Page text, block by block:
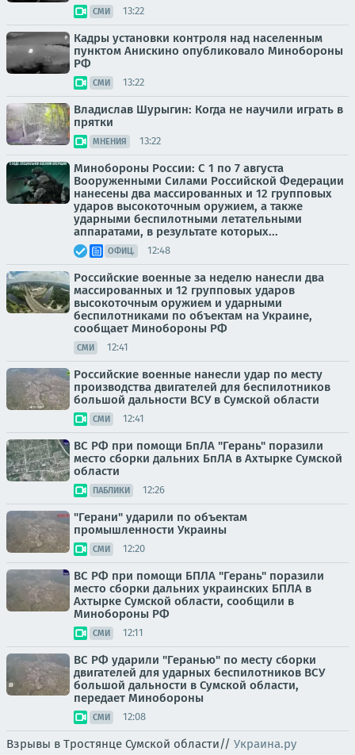
СМИ 13:22
Кадры установки контроля над населенным
пунктом Анискино опубликовало Минобороны
РФ
СМИ 13:22
Владислав Шурыгин: Когда не научили играть в
прятки
МНЕНИЯ 13:22
Минобороны России: С 1 по 7 августа
Вооруженными Силами Российской Федерации
нанесены два массированных и 12 групповых
ударов высокоточным оружием, а также
ударными беспилотными летательными
аппаратами, в результате которых...
ОФИЦ. 12:48
Российские военные за неделю нанесли два
массированных и 12 групповых ударов
высокоточным оружием и ударными
беспилотниками по объектам на Украине,
сообщает Минобороны РФ
СМИ 12:41
Российские военные нанесли удар по месту
производства двигателей для беспилотников
большой дальности ВСУ в Сумской области
СМИ 12:41
ВС РФ при помощи БпЛА "Герань" поразили
место сборки дальних БпЛА в Ахтырке Сумской
области
ПАБЛИКИ 12:26
"Герани" ударили по объектам
промышленности Украины
СМИ 12:20
ВС РФ при помощи БПЛА "Герань" поразили
место сборки дальних украинских БПЛА в
Ахтырке Сумской области, сообщили в
Минобороны РФ
СМИ 12:11
ВС РФ ударили "Геранью" по месту сборки
двигателей для ударных беспилотников ВСУ
большой дальности в Сумской области,
передает Минобороны
СМИ 12:08
Взрывы в Тростянце Сумской области// Украина.ру